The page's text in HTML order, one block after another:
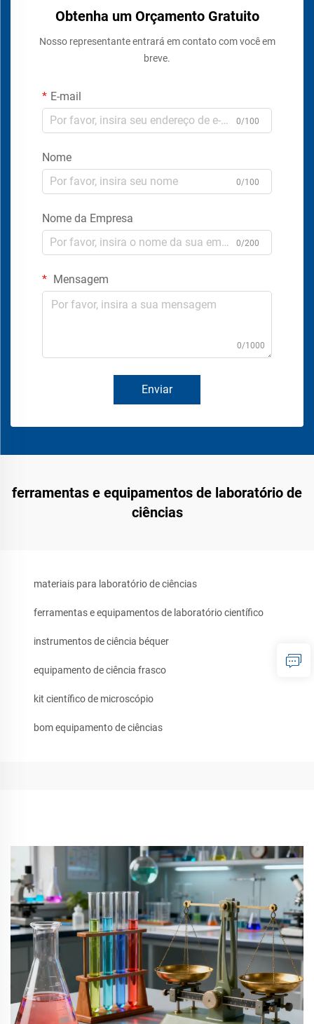
Obtenha um Orçamento Gratuito
Nosso representante entrará em contato com você em
breve.
E-mail
0/100
Nome
0/100
Nome da Empresa
0/200
Mensagem
0/1000
Enviar
ferramentas e equipamentos de laboratório de
ciências
materiais para laboratório de ciências
ferramentas e equipamentos de laboratório científico
instrumentos de ciência béquer
equipamento de ciência frasco
kit científico de microscópio
bom equipamento de ciências